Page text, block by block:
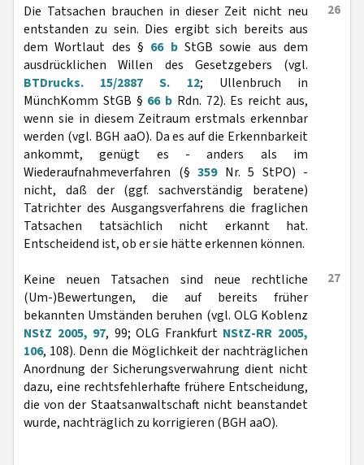
26
Die Tatsachen brauchen in dieser Zeit nicht neu
entstanden zu sein. Dies ergibt sich bereits aus
dem Wortlaut des § 66 bStGB sowie aus dem
ausdrücklichen Willen des Gesetzgebers (vgl.
BTDrucks. 15/2887 S. 12; Ullenbruch in
MünchKomm StGB § 66 b Rdn. 72). Es reicht aus,
wenn sie in diesem Zeitraum erstmals erkennbar
werden (vgl. BGH aaO). Da es auf die Erkennbarkeit
ankommt, genügt es - anders als im
Wiederaufnahmeverfahren (§ 359Nr. 5 StPO) -
nicht, daß der (ggf. sachverständig beratene)
Tatrichter des Ausgangsverfahrens die fraglichen
Tatsachen tatsächlich nicht erkannt hat.
Entscheidend ist, ob er sie hätte erkennen können.
27
Keine neuen Tatsachen sind neue rechtliche
(Um-)Bewertungen, die auf bereits früher
bekannten Umständen beruhen (vgl. OLG Koblenz
NStZ 2005, 97, 99; OLG Frankfurt NStZ-RR 2005,
106, 108). Denn die Möglichkeit der nachträglichen
Anordnung der Sicherungsverwahrung dient nicht
dazu, eine rechtsfehlerhafte frühere Entscheidung,
die von der Staatsanwaltschaft nicht beanstandet
wurde, nachträglich zu korrigieren (BGH aaO).